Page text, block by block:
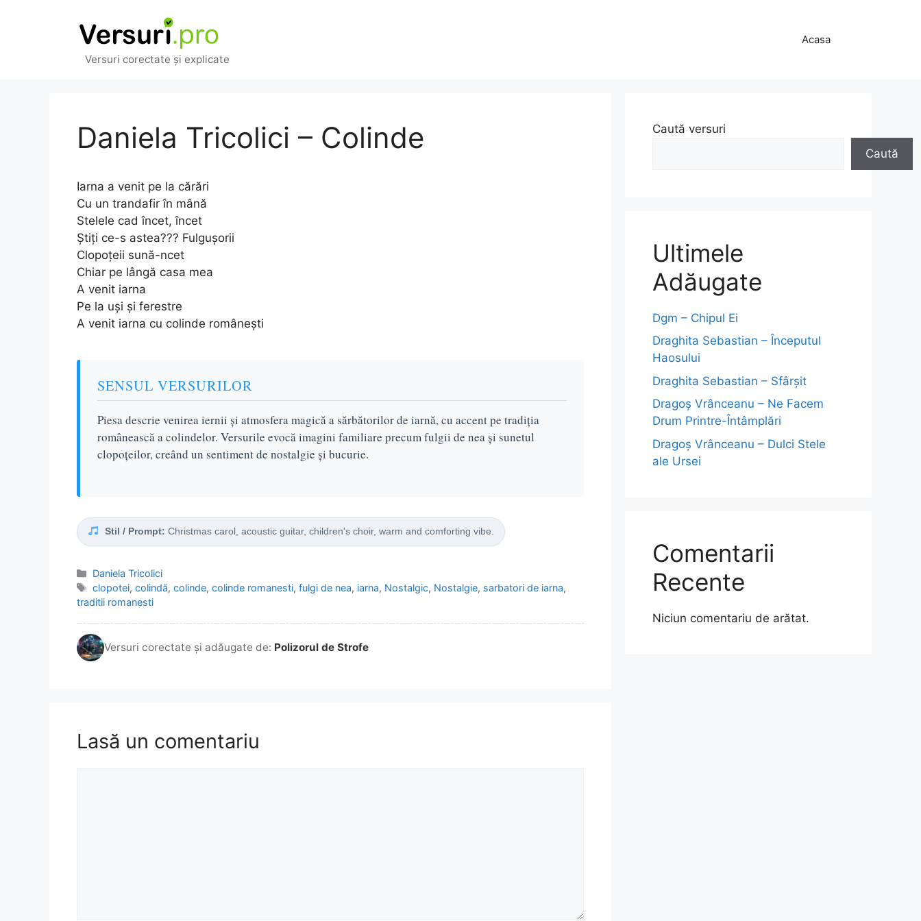
Versuri corectate și explicate
Acasa
Daniela Tricolici – Colinde
Iarna a venit pe la cărări
Cu un trandafir în mână
Stelele cad încet, încet
Știți ce-s astea??? Fulgușorii
Clopoțeii sună-ncet
Chiar pe lângă casa mea
A venit iarna
Pe la uși și ferestre
A venit iarna cu colinde românești
SENSUL VERSURILOR
Piesa descrie venirea iernii și atmosfera magică a sărbătorilor de iarnă, cu accent pe tradiția
românească a colindelor. Versurile evocă imagini familiare precum fulgii de nea și sunetul
clopoțeilor, creând un sentiment de nostalgie și bucurie.
Stil / Prompt: Christmas carol, acoustic guitar, children's choir, warm and comforting vibe.
Categorii
Daniela Tricolici
Etichete
clopotei,colindă,colinde,colinde romanesti,fulgi de nea, iarna, Nostalgic, Nostalgie, sarbatori de iarna,
traditii romanesti
Versuri corectate și adăugate de: Polizorul de Strofe
Lasă un comentariu
Caută versuri
Caută
Ultimele
Adăugate
Dgm – Chipul Ei
Draghita Sebastian – Începutul
Haosului
Draghita Sebastian – Sfârșit
Dragoş Vrânceanu – Ne Facem
Drum Printre-Întâmplări
Dragoş Vrânceanu – Dulci Stele
ale Ursei
Comentarii
Recente
Niciun comentariu de arătat.